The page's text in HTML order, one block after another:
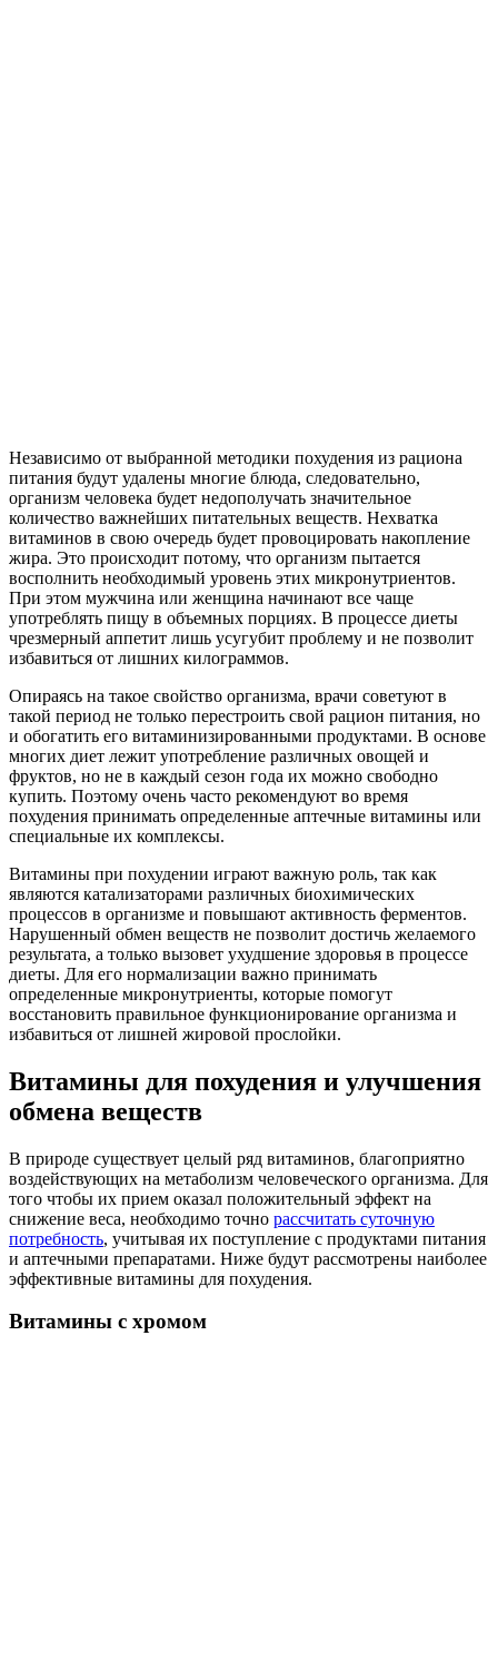
Независимо от выбранной методики похудения из рациона
питания будут удалены многие блюда, следовательно,
организм человека будет недополучать значительное
количество важнейших питательных веществ. Нехватка
витаминов в свою очередь будет провоцировать накопление
жира. Это происходит потому, что организм пытается
восполнить необходимый уровень этих микронутриентов.
При этом мужчина или женщина начинают все чаще
употреблять пищу в объемных порциях. В процессе диеты
чрезмерный аппетит лишь усугубит проблему и не позволит
избавиться от лишних килограммов.
Опираясь на такое свойство организма, врачи советуют в
такой период не только перестроить свой рацион питания, но
и обогатить его витаминизированными продуктами. В основе
многих диет лежит употребление различных овощей и
фруктов, но не в каждый сезон года их можно свободно
купить. Поэтому очень часто рекомендуют во время
похудения принимать определенные аптечные витамины или
специальные их комплексы.
Витамины при похудении играют важную роль, так как
являются катализаторами различных биохимических
процессов в организме и повышают активность ферментов.
Нарушенный обмен веществ не позволит достичь желаемого
результата, а только вызовет ухудшение здоровья в процессе
диеты. Для его нормализации важно принимать
определенные микронутриенты, которые помогут
восстановить правильное функционирование организма и
избавиться от лишней жировой прослойки.
Витамины для похудения и улучшения
обмена веществ
В природе существует целый ряд витаминов, благоприятно
воздействующих на метаболизм человеческого организма. Для
того чтобы их прием оказал положительный эффект на
снижение веса, необходимо точно рассчитать суточную
потребность, учитывая их поступление с продуктами питания
и аптечными препаратами. Ниже будут рассмотрены наиболее
эффективные витамины для похудения.
Витамины с хромом